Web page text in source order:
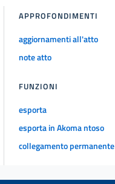
APPROFONDIMENTI
aggiornamenti all'atto
note atto
FUNZIONI
esporta
esporta in Akoma ntoso
collegamento permanente